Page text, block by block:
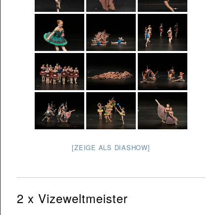
[ZEIGE ALS DIASHOW]
2 x Vizeweltmeister